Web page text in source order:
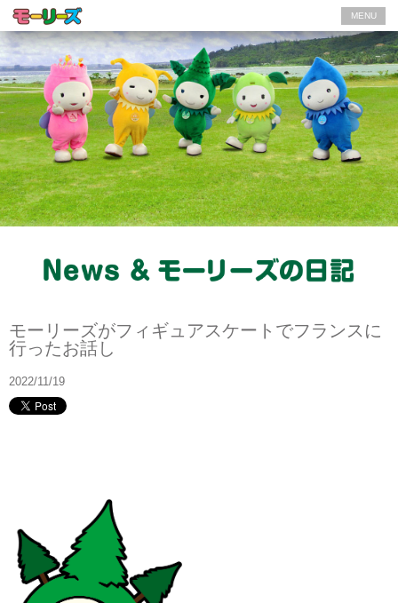
MENU
モーリーズがフィギュアスケートでフランスに
行ったお話し
2022/11/19